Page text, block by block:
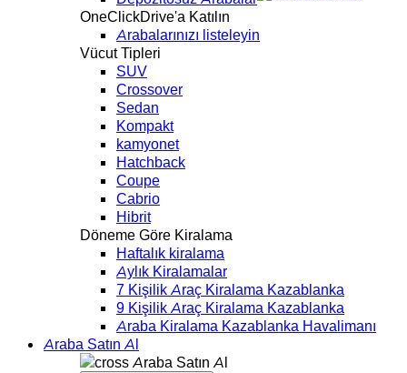
OneClickDrive'a Katılın
Arabalarınızı listeleyin
Vücut Tipleri
SUV
Crossover
Sedan
Kompakt
kamyonet
Hatchback
Coupe
Cabrio
Hibrit
Döneme Göre Kiralama
Haftalık kiralama
Aylık Kiralamalar
7 Kişilik Araç Kiralama Kazablanka
9 Kişilik Araç Kiralama Kazablanka
Araba Kiralama Kazablanka Havalimanı
Araba Satın Al
Araba Satın Al